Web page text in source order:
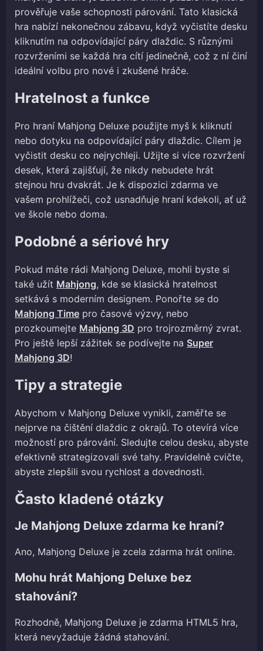
prověřuje vaše schopnosti párování. Tato klasická
hra nabízí nekonečnou zábavu, když vyčistíte desku
kliknutím na odpovídající páry dlaždic. S různými
rozvrženími se každá hra cítí jedinečně, což z ní činí
ideální volbu pro nové i zkušené hráče.
Hratelnost a funkce
Pro hraní Mahjong Deluxe použijte myš k kliknutí
nebo dotyku na odpovídající páry dlaždic. Cílem je
vyčistit desku co nejrychleji. Užijte si více rozvržení
desek, která zajišťují, že nikdy nebudete hrát
stejnou hru dvakrát. Je k dispozici zdarma ve
vašem prohlížeči, což usnadňuje hraní kdekoli, ať už
ve škole nebo doma.
Podobné a sériové hry
Pokud máte rádi Mahjong Deluxe, mohli byste si
také užít Mahjong, kde se klasická hratelnost
setkává s moderním designem. Ponořte se do
Mahjong Time pro časové výzvy, nebo
prozkoumejte Mahjong 3D pro trojrozměrný zvrat.
Pro ještě lepší zážitek se podívejte na Super
Mahjong 3D!
Tipy a strategie
Abychom v Mahjong Deluxe vynikli, zaměřte se
nejprve na čištění dlaždic z okrajů. To otevírá více
možností pro párování. Sledujte celou desku, abyste
efektivně strategizovali své tahy. Pravidelně cvičte,
abyste zlepšili svou rychlost a dovednosti.
Často kladené otázky
Je Mahjong Deluxe zdarma ke hraní?
Ano, Mahjong Deluxe je zcela zdarma hrát online.
Mohu hrát Mahjong Deluxe bez
stahování?
Rozhodně, Mahjong Deluxe je zdarma HTML5 hra,
která nevyžaduje žádná stahování.